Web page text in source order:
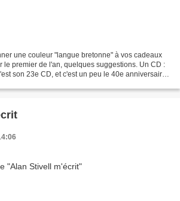
une couleur "langue bretonne" à vos cadeaux
le premier de l'an, quelques suggestions. Un CD :
son 23e CD, et c'est un peu le 40e anniversaire